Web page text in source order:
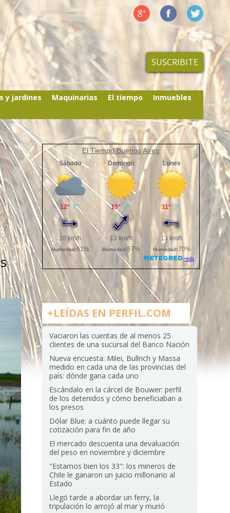
SUSCRIBITE
y jardines Maquinarias El tiempo Inmuebles
El Tiempo Buenos Aires
+LEÍDAS EN PERFIL.COM
Vaciaron las cuentas de al menos 25
clientes de una sucursal del Banco Nación
Nueva encuesta: Milei, Bullrich y Massa
medido en cada una de las provincias del
país: dónde gana cada uno
Escándalo en la cárcel de Bouwer: perfil
de los detenidos y cómo beneficiaban a
los presos
Dólar Blue: a cuánto puede llegar su
cotización para fin de año
El mercado descuenta una devaluación
del peso en noviembre y diciembre
"Estamos bien los 33": los mineros de
Chile le ganaron un juicio millonario al
Estado
Llegó tarde a abordar un ferry, la
tripulación lo arrojó al mar y murió